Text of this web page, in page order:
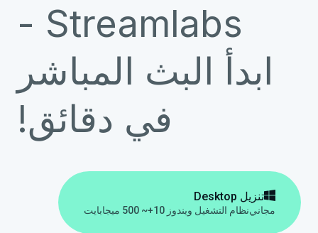
Streamlabs -
ابدأ البث المباشر
في دقائق!
تنزيل Desktop
مجانينظام التشغيل ويندوز 10+ ~ 500 ميجابايت